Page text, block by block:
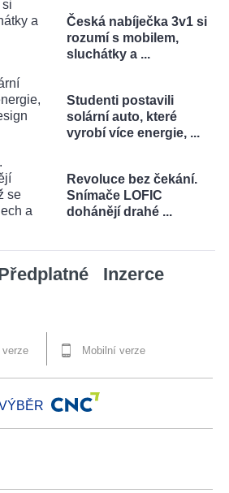
Česká nabíječka 3v1 si
rozumí s mobilem,
sluchátky a ...
Studenti postavili
solární auto, které
vyrobí více energie, ...
Revoluce bez čekání.
Snímače LOFIC
dohánějí drahé ...
Inzerce
verze Mobilní verze